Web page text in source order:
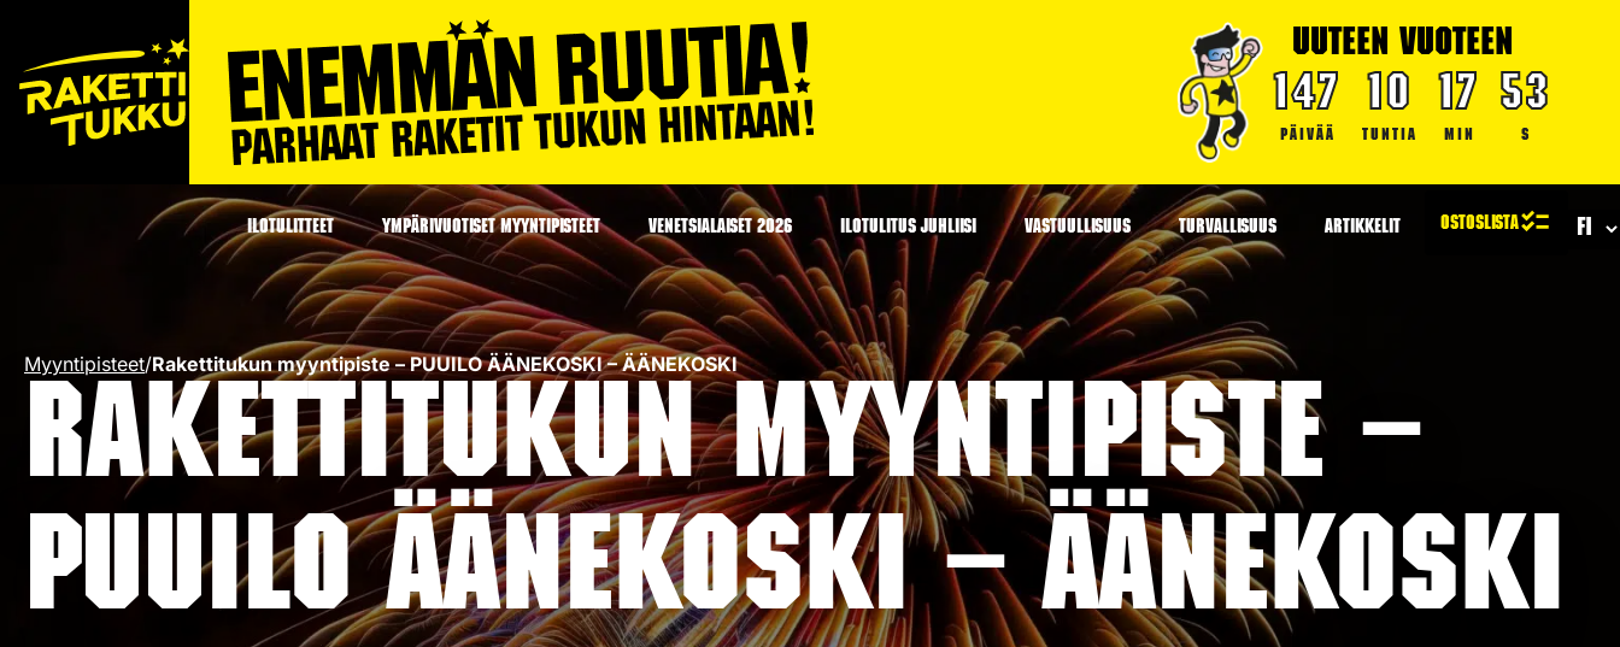
UUTEEN VUOTEEN
147
PÄIVÄÄ
10
TUNTIA
17
MIN
52
S
ILOTULITTEET YMPÄRIVUOTISET MYYNTIPISTEET VENETSIALAISET 2026 ILOTULITUS JUHLIISI VASTUULLISUUS TURVALLISUUS ARTIKKELIT
Myyntipisteet/Rakettitukun myyntipiste – PUUILO ÄÄNEKOSKI – ÄÄNEKOSKI
Rakettitukun myyntipiste –
PUUILO ÄÄNEKOSKI – ÄÄNEKOSKI